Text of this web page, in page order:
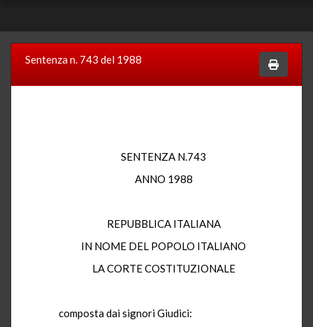
Sentenza n. 743 del 1988
SENTENZA N.743
ANNO 1988
REPUBBLICA ITALIANA
IN NOME DEL POPOLO ITALIANO
LA CORTE COSTITUZIONALE
composta dai signori Giudici: